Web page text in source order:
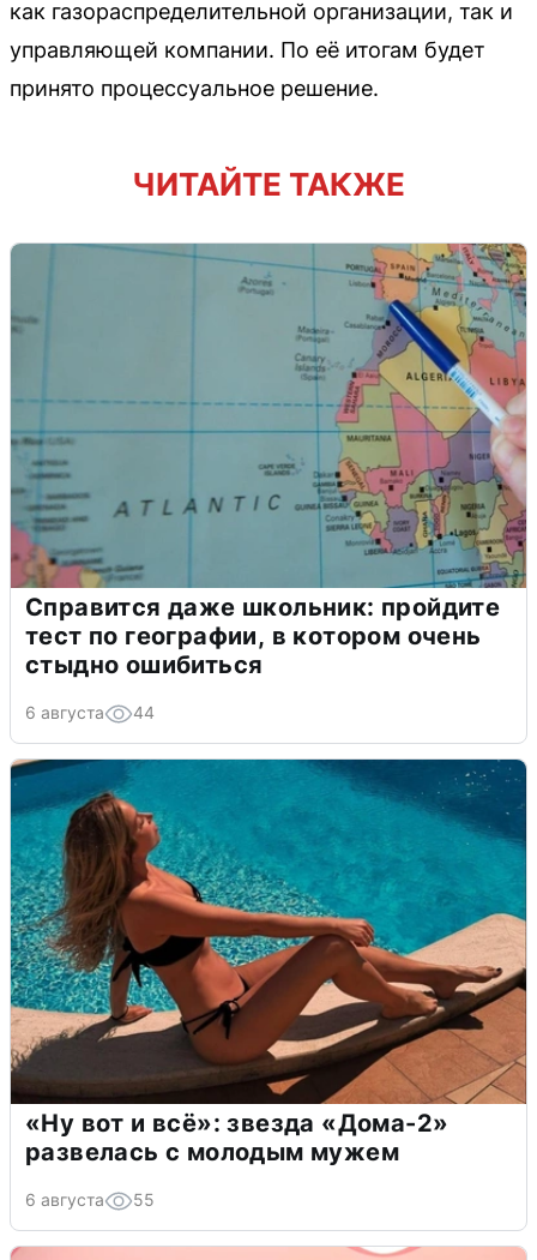
как газораспределительной организации, так и
управляющей компании. По её итогам будет
принято процессуальное решение.
ЧИТАЙТЕ ТАКЖЕ
Справится даже школьник: пройдите
тест по географии, в котором очень
стыдно ошибиться
6 августа 44
«Ну вот и всё»: звезда «Дома-2»
развелась с молодым мужем
6 августа 55